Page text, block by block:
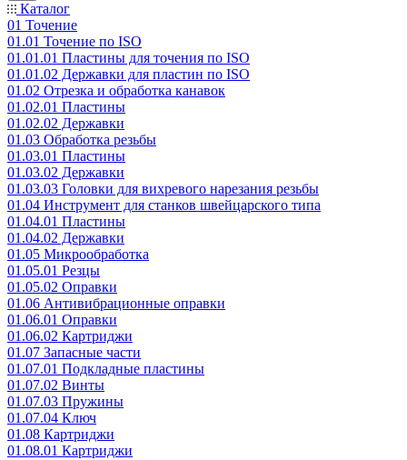
Каталог
01 Точение
01.01 Точение по ISO
01.01.01 Пластины для точения по ISO
01.01.02 Державки для пластин по ISO
01.02 Отрезка и обработка канавок
01.02.01 Пластины
01.02.02 Державки
01.03 Обработка резьбы
01.03.01 Пластины
01.03.02 Державки
01.03.03 Головки для вихревого нарезания резьбы
01.04 Инструмент для станков швейцарского типа
01.04.01 Пластины
01.04.02 Державки
01.05 Микрообработка
01.05.01 Резцы
01.05.02 Оправки
01.06 Антивибрационные оправки
01.06.01 Оправки
01.06.02 Картриджи
01.07 Запасные части
01.07.01 Подкладные пластины
01.07.02 Винты
01.07.03 Пружины
01.07.04 Ключ
01.08 Картриджи
01.08.01 Картриджи